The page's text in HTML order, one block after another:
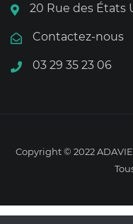
20 Rue des États
Contactez-nous
03 29 35 23 06
Copyright © 2022